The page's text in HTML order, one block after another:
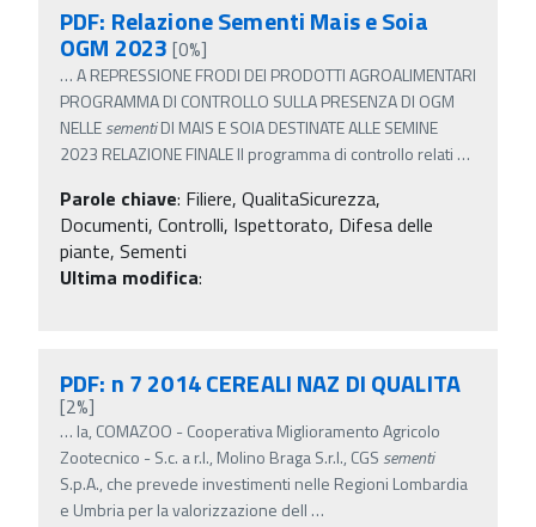
PDF: Relazione Sementi Mais e Soia
OGM 2023 [0%]
…A REPRESSIONE FRODI DEI PRODOTTI AGROALIMENTARI
PROGRAMMA DI CONTROLLO SULLA PRESENZA DI OGM
NELLEsementiDI MAIS E SOIA DESTINATE ALLE SEMINE
2023 RELAZIONE FINALE Il programma di controllo relati …
Parole chiave: Filiere, QualitaSicurezza,
Documenti, Controlli, Ispettorato, Difesa delle
piante, Sementi
Ultima modifica:
PDF: n 7 2014 CEREALI NAZ DI QUALITA
[2%]
… la, COMAZOO - Cooperativa Miglioramento Agricolo
Zootecnico - S.c. a r.l., Molino Braga S.r.l., CGS sementi
S.p.A., che prevede investimenti nelle Regioni Lombardia
e Umbria per la valorizzazione dell …